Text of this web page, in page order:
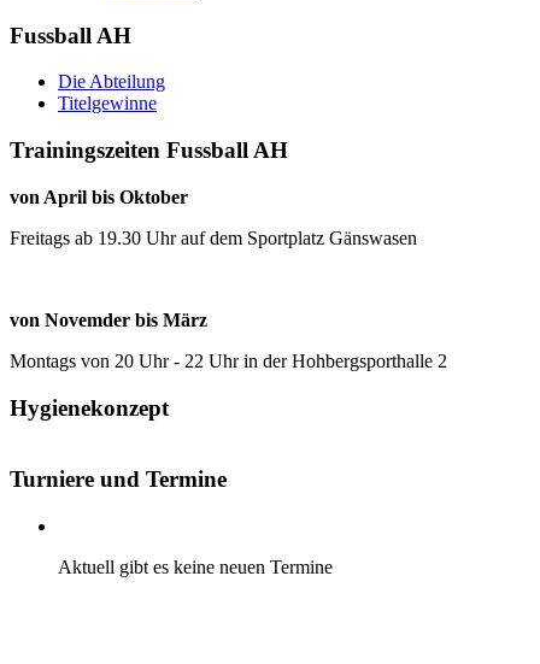
Fussball AH
Die Abteilung
Titelgewinne
Trainingszeiten Fussball AH
von April bis Oktober
Freitags ab 19.30 Uhr auf dem Sportplatz Gänswasen
von Novemder bis März
Montags von 20 Uhr - 22 Uhr in der Hohbergsporthalle 2
Hygienekonzept
Turniere und Termine
Aktuell gibt es keine neuen Termine